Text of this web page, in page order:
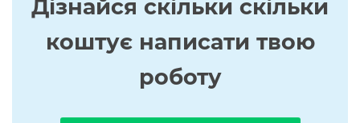
Дізнайся скільки скільки
коштує написати твою
роботу